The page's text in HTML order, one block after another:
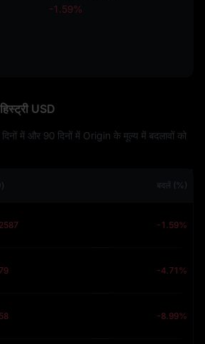
-1.59%
USD
में और 90 दिनों में Origin के मूल्य में बदलावों को
बदलें (%)
-1.59%
-4.71%
-8.99%